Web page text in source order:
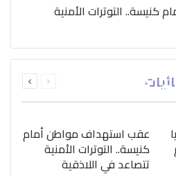
التوترات الأمنية
الصفحةالصفحة
الدولي..
تؤكد
نهج متكامل
المخدرات
عقب استهداف مواطن أمام
كنيسة.. التوترات الأمنية
تتصاعد في اللاذقية